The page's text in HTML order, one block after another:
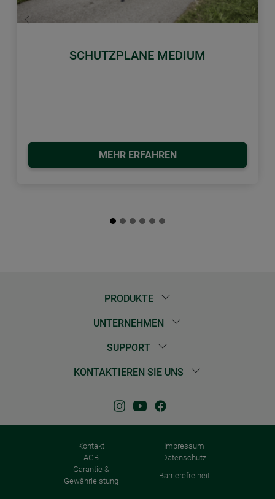
SCHUTZPLANE MEDIUM
MEHR ERFAHREN
Zurück Weiter
PRODUKTE
UNTERNEHMEN
SUPPORT
KONTAKTIEREN SIE UNS
Kontakt
Impressum
AGB
Datenschutz
Garantie &
Gewährleistung
Barrierefreiheit